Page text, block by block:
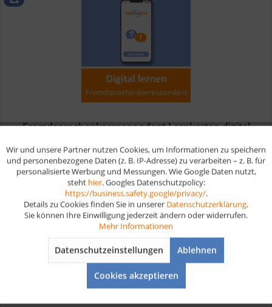
Fremdsprachenkorrespondent Lernkarten digital
Digitale Lernkarten für die Fremdsprachenkorrespondent
Weiterbildung In deiner Ausbildung als
Fremdsprachenkorrespondent lernst du, wie du in
verschiedenen Fremdsprachen korrespondierst und
Übersetzungen durchführst. Du eignest dir...
ab 24,90 € *
Merken
Funktionale Aktiv
Aktiv
Aktiv
Wir und unsere Partner nutzen Cookies, um Informationen zu speichern
und personenbezogene Daten (z. B. IP-Adresse) zu verarbeiten – z. B. für
personalisierte Werbung und Messungen. Wie Google Daten nutzt,
steht hier. Googles Datenschutzpolicy:
https://business.safety.google/privacy/.
Details zu Cookies finden Sie in unserer Datenschutzerklärung.
Sie können Ihre Einwilligung jederzeit ändern oder widerrufen.
Mehr Informationen
Datenschutzeinstellungen Ablehnen
Cookies akzeptieren